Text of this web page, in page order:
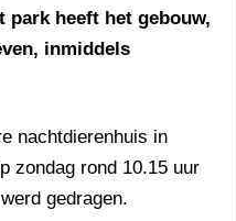
heeft het gebouw,
inmiddels
nachtdierenhuis in
zondag rond 10.15 uur
gedragen.